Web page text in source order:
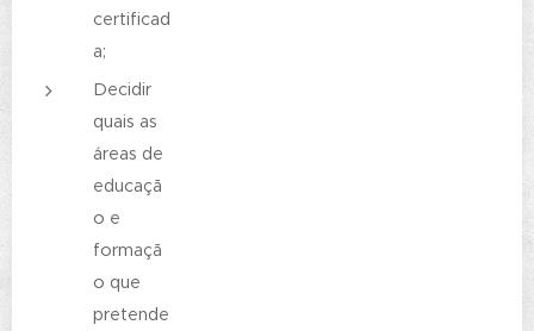
certificad
a;
Decidir
quais as
áreas de
educaçã
o e
formaçã
o que
pretende